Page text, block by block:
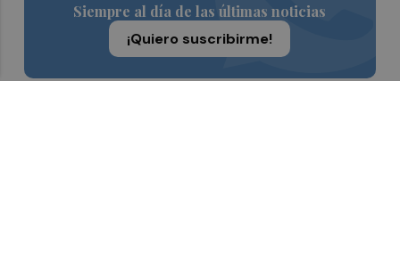
Siempre al día de las últimas noticias
¡Quiero suscribirme!